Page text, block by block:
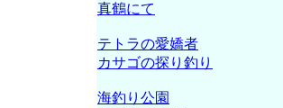
真鶴にて
テトラの愛嬌者
カサゴの探り釣り
海釣り公園